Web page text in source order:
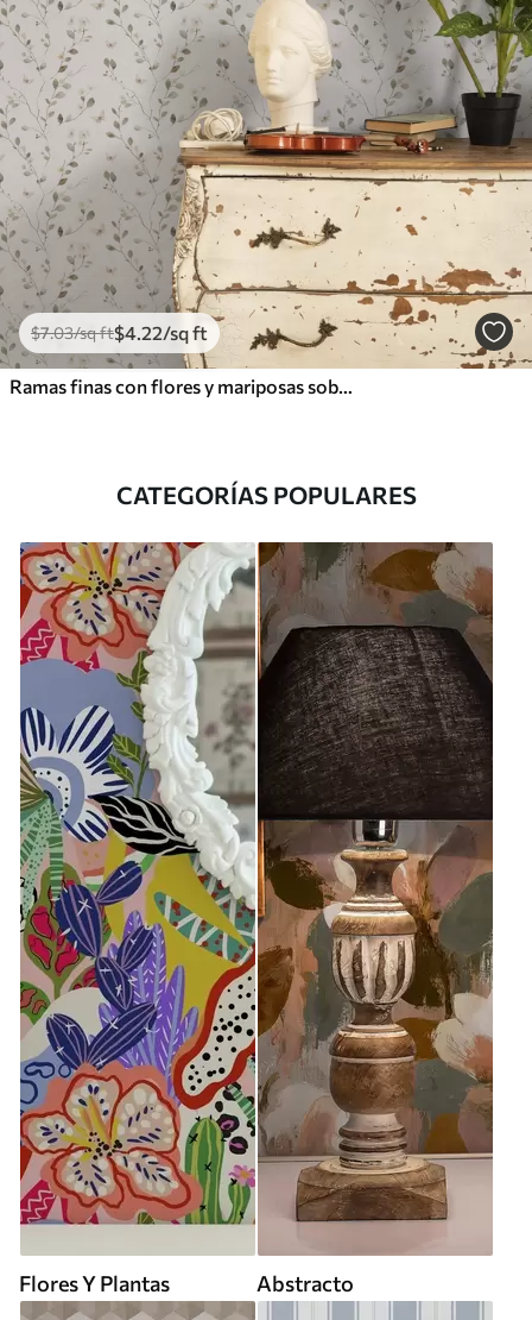
$7.03/sq ft$4.22/sq ft
Ramas finas con flores y mariposas sobre fondo blanco
CATEGORÍAS POPULARES
Flores Y Plantas Abstracto